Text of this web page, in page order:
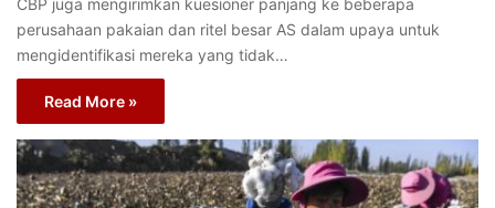
perusahaan pakaian dan ritel besar AS dalam upaya untuk
mengidentifikasi mereka yang tidak…
Read More »